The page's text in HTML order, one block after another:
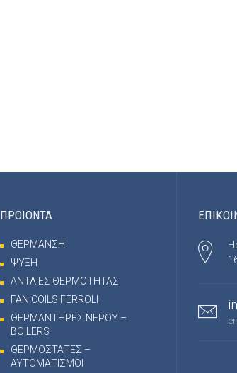
ΠΡΟΪΟΝΤΑ
ΘΕΡΜΑΝΣΗ
ΨΥΞΗ
ΑΝΤΛΙΕΣ ΘΕΡΜΟΤΗΤΑΣ
FAN COILS FERROLI
ΘΕΡΜΑΝΤΗΡΕΣ ΝΕΡΟΥ –
BOILERS
ΘΕΡΜΟΣΤΑΤΕΣ –
ΑΥΤΟΜΑΤΙΣΜΟΙ